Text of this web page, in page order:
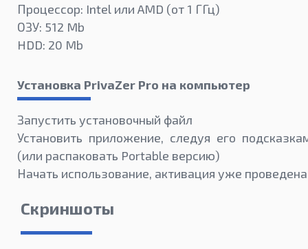
Процессор: Intel или AMD (от 1 ГГц)
ОЗУ: 512 Mb
HDD: 20 Mb
Установка PrivaZer Pro на компьютер
Запустить установочный файл
Установить приложение, следуя его
(или распаковать Portable версию)
Начать использование, активация уже
Скриншоты